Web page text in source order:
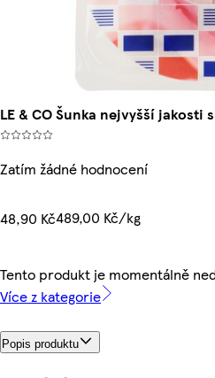
LE & CO Šunka nejvyšší jakosti
Zatím žádné hodnocení
48,90 Kč489,00 Kč/kg
Tento produkt je momentálně
Více z kategorie
Popis produktu